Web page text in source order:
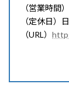
（営業時間
（定休日）
（URL）